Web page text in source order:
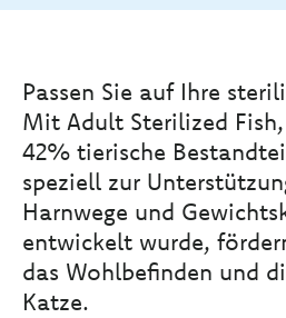
Passen Sie auf Ihre
Mit Adult Sterilized
42% tierische
speziell zur
Harnwege und
entwickelt wurde,
das Wohlbefinden und
Katze.